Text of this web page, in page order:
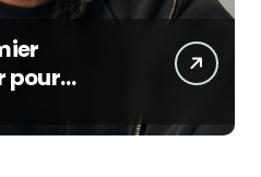
pour
2026